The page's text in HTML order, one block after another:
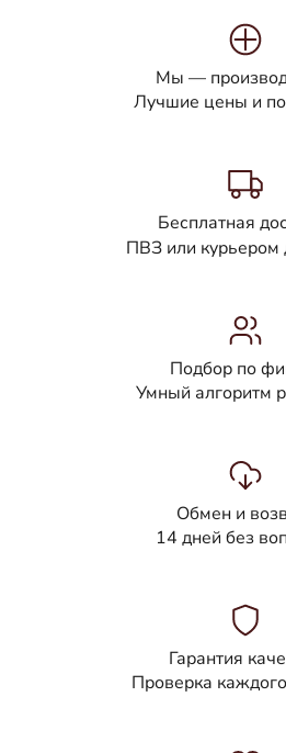
Мы —
Лучшие цены и
Бесплатная
ПВЗ или курьером
Подбор по
Умный алгоритм
Обмен и
14 дней без
Гарантия
Проверка